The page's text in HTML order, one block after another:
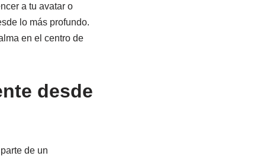
a tu avatar o
lo más profundo.
en el centro de
desde
de un